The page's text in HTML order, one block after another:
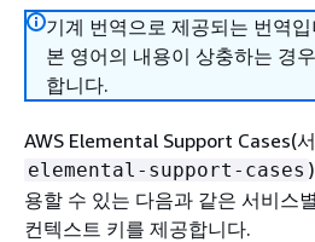
기계 번역으로 제공되는 번역
본 영어의 내용이 상충하는 경
합니다.
AWS Elemental Support Cases(
elemental-support-cases
용할 수 있는 다음과 같은 서비스
컨텍스트 키를 제공합니다.